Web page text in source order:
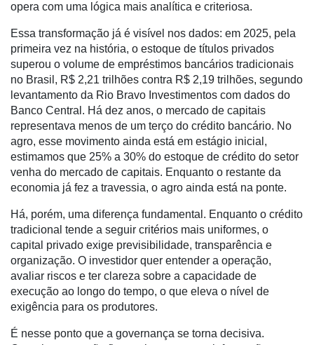
Dados
e
Análise
E-
Commerce
Informatização
da
Agricultura
Vertical
Software
Tecnologia
para
Recursos
Hídricos
Membros
Liberali
opera com uma lógica mais analítica e criteriosa.
Essa transformação já é visível nos dados: em 2025, pela
primeira vez na história, o estoque de títulos privados
superou o volume de empréstimos bancários tradicionais
no Brasil, R$ 2,21 trilhões contra R$ 2,19 trilhões, segundo
levantamento da Rio Bravo Investimentos com dados do
Banco Central. Há dez anos, o mercado de capitais
representava menos de um terço do crédito bancário. No
agro, esse movimento ainda está em estágio inicial,
estimamos que 25% a 30% do estoque de crédito do setor
venha do mercado de capitais. Enquanto o restante da
economia já fez a travessia, o agro ainda está na ponte.
Há, porém, uma diferença fundamental. Enquanto o crédito
tradicional tende a seguir critérios mais uniformes, o
capital privado exige previsibilidade, transparência e
organização. O investidor quer entender a operação,
avaliar riscos e ter clareza sobre a capacidade de
execução ao longo do tempo, o que eleva o nível de
exigência para os produtores.
É nesse ponto que a governança se torna decisiva.